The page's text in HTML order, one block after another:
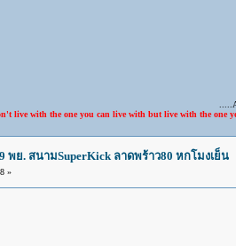
one you can live with but live with the one you can't live
พย. สนามSuperKick ลาดพร้าว80 หกโมงเย็น
»